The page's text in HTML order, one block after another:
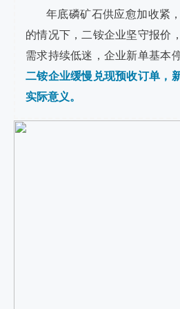
年底磷矿石供应愈加收紧
的情况下，二铵企业坚守报价
需求持续低迷，企业新单基本
二铵企业缓慢兑现预收订单，
实际意义。